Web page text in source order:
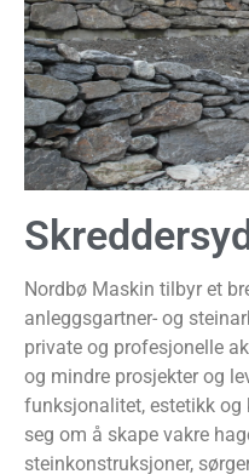
Nordbø Maskin tilbyr et
anleggsgartner- og
private og profesjonelle
og mindre prosjekter og
funksjonalitet, estetikk og
seg om å skape vakre
steinkonstruksjoner,